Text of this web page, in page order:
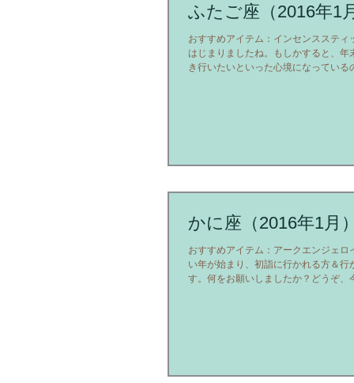
ふたご座（2016年1
おすすめアイテム：インセンススティ
はじまりましたね。もしかすると、年
き行いたいといった心境になっている
かに座（2016年1月
おすすめアイテム：アークエンジェロ
い年が始まり、初詣に行かれる方＆行
す。何をお願いしましたか？どうぞ、